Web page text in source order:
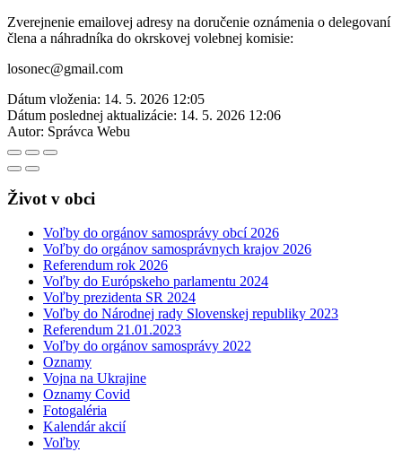
Zverejnenie emailovej adresy na doručenie oznámenia o delegovaní
člena a náhradníka do okrskovej volebnej komisie:
losonec@gmail.com
Dátum vloženia: 14. 5. 2026 12:05
Dátum poslednej aktualizácie: 14. 5. 2026 12:06
Autor: Správca Webu
Život v obci
Voľby do orgánov samosprávy obcí 2026
Voľby do orgánov samosprávnych krajov 2026
Referendum rok 2026
Voľby do Európskeho parlamentu 2024
Voľby prezidenta SR 2024
Voľby do Národnej rady Slovenskej republiky 2023
Referendum 21.01.2023
Voľby do orgánov samosprávy 2022
Oznamy
Vojna na Ukrajine
Oznamy Covid
Fotogaléria
Kalendár akcií
Voľby